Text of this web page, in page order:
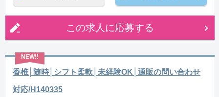
この求人に応募する
香椎│随時│シフト柔軟│未経験OK│通販の問い合わせ
対応/H140335